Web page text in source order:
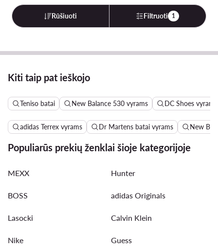
Rūšiuoti Filtruoti 1
Kiti taip pat ieškojo
Teniso batai New Balance 530 vyrams DC Shoes vyrams
adidas Terrex vyrams Dr Martens batai vyrams New
Populiarūs prekių ženklai šioje kategorijoje
MEXX Hunter
BOSS adidas Originals
Lasocki Calvin Klein
Nike Guess